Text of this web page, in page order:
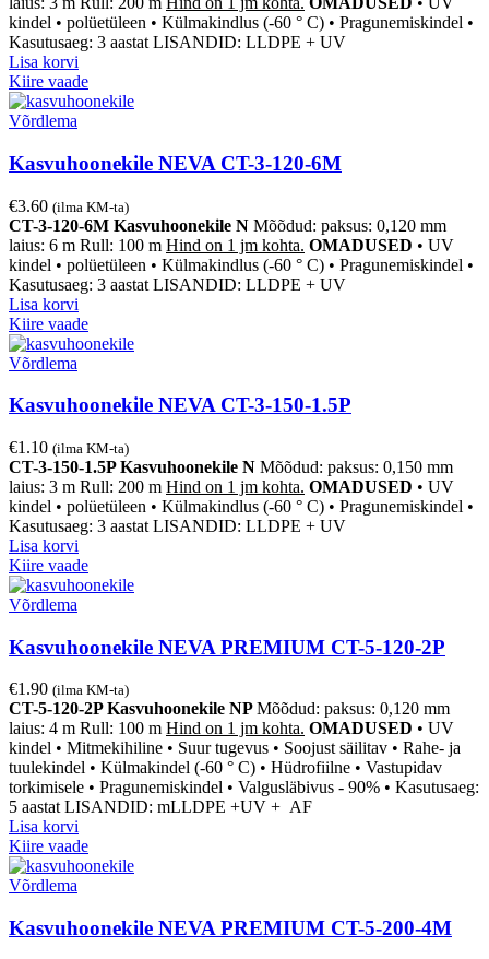
kindel • polüetüleen • Külmakindlus (-60 ° C) • Pragunemiskindel •
Kasutusaeg: 3 aastat LISANDID: LLDPE + UV
Lisa korvi
Kiire vaade
Võrdlema
Kasvuhoonekile NEVA CT-3-120-6M
€3.60 (ilma KM-ta)
CT-3-120-6M Kasvuhoonekile N Mõõdud: paksus: 0,120 mm
laius: 6 m Rull: 100 m Hind on 1 jm kohta. OMADUSED • UV
kindel • polüetüleen • Külmakindlus (-60 ° C) • Pragunemiskindel •
Kasutusaeg: 3 aastat LISANDID: LLDPE + UV
Lisa korvi
Kiire vaade
Võrdlema
Kasvuhoonekile NEVA CT-3-150-1.5P
€1.10 (ilma KM-ta)
CT-3-150-1.5P Kasvuhoonekile N Mõõdud: paksus: 0,150 mm
laius: 3 m Rull: 200 m Hind on 1 jm kohta. OMADUSED • UV
kindel • polüetüleen • Külmakindlus (-60 ° C) • Pragunemiskindel •
Kasutusaeg: 3 aastat LISANDID: LLDPE + UV
Lisa korvi
Kiire vaade
Võrdlema
Kasvuhoonekile NEVA PREMIUM CT-5-120-2P
€1.90 (ilma KM-ta)
CT-5-120-2P Kasvuhoonekile NPMõõdud: paksus: 0,120 mm
laius: 4 m Rull: 100 m Hind on 1 jm kohta. OMADUSED • UV
kindel • Mitmekihiline • Suur tugevus • Soojust säilitav • Rahe- ja
tuulekindel • Külmakindel (-60 ° C) • Hüdrofiilne • Vastupidav
torkimisele • Pragunemiskindel • Valgusläbivus - 90% • Kasutusaeg:
5 aastat LISANDID: mLLDPE +UV + AF
Lisa korvi
Kiire vaade
Võrdlema
Kasvuhoonekile NEVA PREMIUM CT-5-200-4M